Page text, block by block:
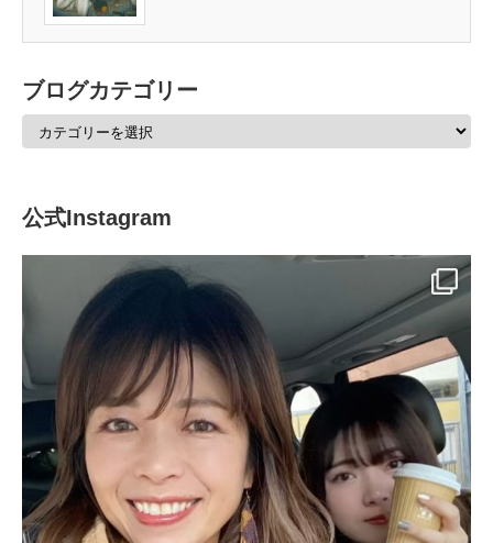
ブログカテゴリー
公式Instagram